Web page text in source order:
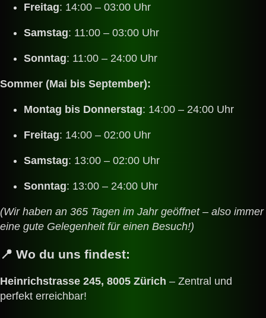
Freitag: 14:00 – 03:00 Uhr
Samstag: 11:00 – 03:00 Uhr
Sonntag: 11:00 – 24:00 Uhr
Sommer (Mai bis September):
Montag bis Donnerstag: 14:00 – 24:00 Uhr
Freitag: 14:00 – 02:00 Uhr
Samstag: 13:00 – 02:00 Uhr
Sonntag: 13:00 – 24:00 Uhr
(Wir haben an 365 Tagen im Jahr geöffnet – also immer
eine gute Gelegenheit für einen Besuch!)
📍 Wo du uns findest:
Heinrichstrasse 245, 8005 Zürich – Zentral und
perfekt erreichbar!